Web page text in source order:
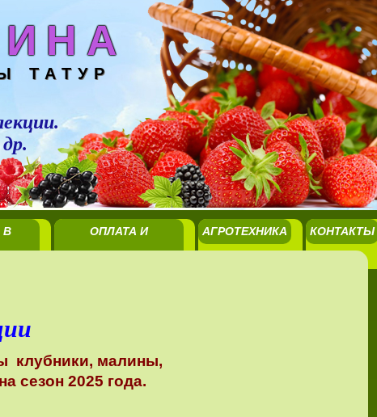
ТАТУР
В
ОПЛАТА И
АГРОТЕХНИКА КОНТАКТЫ
клубники, малины,
2025 года.